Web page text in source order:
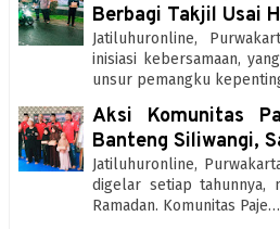
Berbagi Takjil Usai
Jatiluhuronline,
inisiasi kebersamaan,
unsur pemangku
Aksi Komunitas
Banteng Siliwangi,
Jatiluhuronline,
digelar setiap tahunnya,
Ramadan. Komunitas Paje…